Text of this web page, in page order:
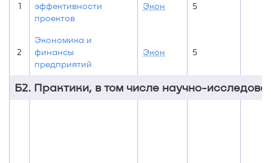
1
эффективности
проектов
Экон 5
2
Экономика и
финансы
предприятий
Экон 5
Б2. Практики, в том числе научно-